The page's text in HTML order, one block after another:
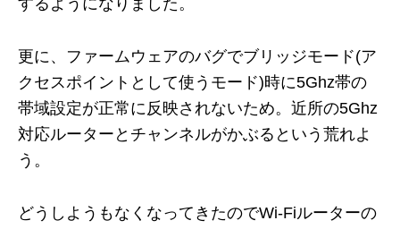
するようになりました。
更に、ファームウェアのバグでブリッジモード(ア
クセスポイントとして使うモード)時に5Ghz帯の
帯域設定が正常に反映されないため。近所の5Ghz
対応ルーターとチャンネルがかぶるという荒れよ
う。
どうしようもなくなってきたのでWi-Fiルーターの